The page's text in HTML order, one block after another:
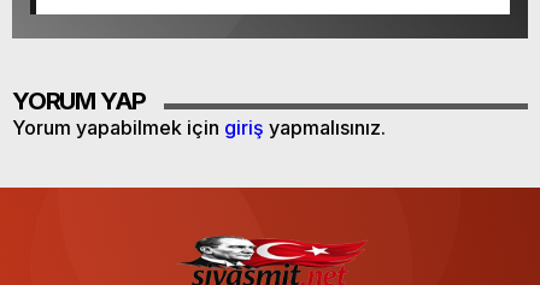
YORUM YAP
Yorum yapabilmek için giriş yapmalısınız.